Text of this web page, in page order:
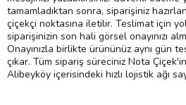
tamamladıktan sonra, siparişiniz
çiçekçi noktasına iletilir. Teslimat için
siparişinizin son hali görsel onayınızı
Onayınızla birlikte ürününüz aynı gün
çıkar. Tüm sipariş süreciniz Nota
Alibeyköy içerisindeki hızlı lojistik ağı